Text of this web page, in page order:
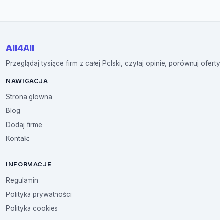
All4All
Przeglądaj tysiące firm z całej Polski, czytaj opinie, porównuj
NAWIGACJA
Strona glowna
Blog
Dodaj firme
Kontakt
INFORMACJE
Regulamin
Polityka prywatności
Polityka cookies